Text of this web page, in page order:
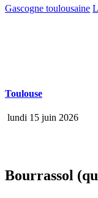
Gascogne toulousaine
Toulouse
lundi 15 juin 2026
Bourrassol